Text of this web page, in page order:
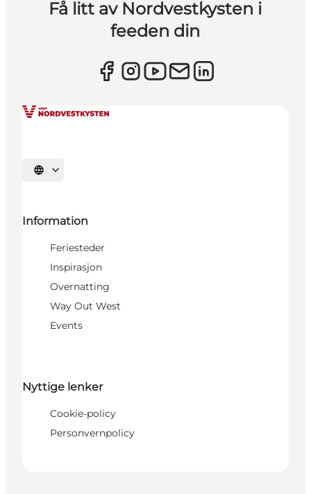
Få litt av Nordvestkysten i
feeden din
Velg språk
Information
Feriesteder
Inspirasjon
Overnatting
Way Out West
Events
Nyttige lenker
Cookie-policy
Personvernpolicy